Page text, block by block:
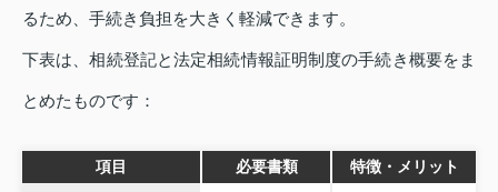
るため、手続き負担を大きく軽減できます。
下表は、相続登記と法定相続情報証明制度の手続き概要をま
とめたものです：
項目 必要書類 特徴・メリット